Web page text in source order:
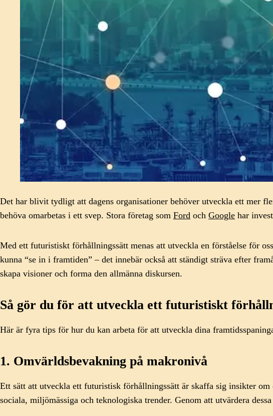
Det har blivit tydligt att dagens organisationer behöver utveckla ett mer
behöva omarbetas i ett svep. Stora företag som Ford och Google har
Med ett futuristiskt förhållningssätt menas att utveckla en förståelse för
kunna “se in i framtiden” – det innebär också att ständigt sträva efter
skapa visioner och forma den allmänna diskursen.
Så gör du för att utveckla ett futuristiskt
Här är fyra tips för hur du kan arbeta för att utveckla dina
1. Omvärldsbevakning på makronivå
Ett sätt att utveckla ett futuristisk förhållningssätt är skaffa sig insikter
sociala, miljömässiga och teknologiska trender. Genom att utvärdera